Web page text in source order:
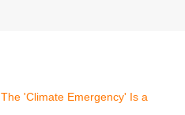
The 'Climate Emergency' Is a